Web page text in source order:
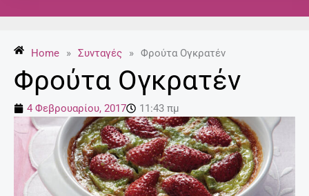
f
-
Home » Συνταγές » Φρούτα Ογκρατέν
Φρούτα Ογκρατέν
4 Φεβρουαρίου, 2017 11:43 πμ